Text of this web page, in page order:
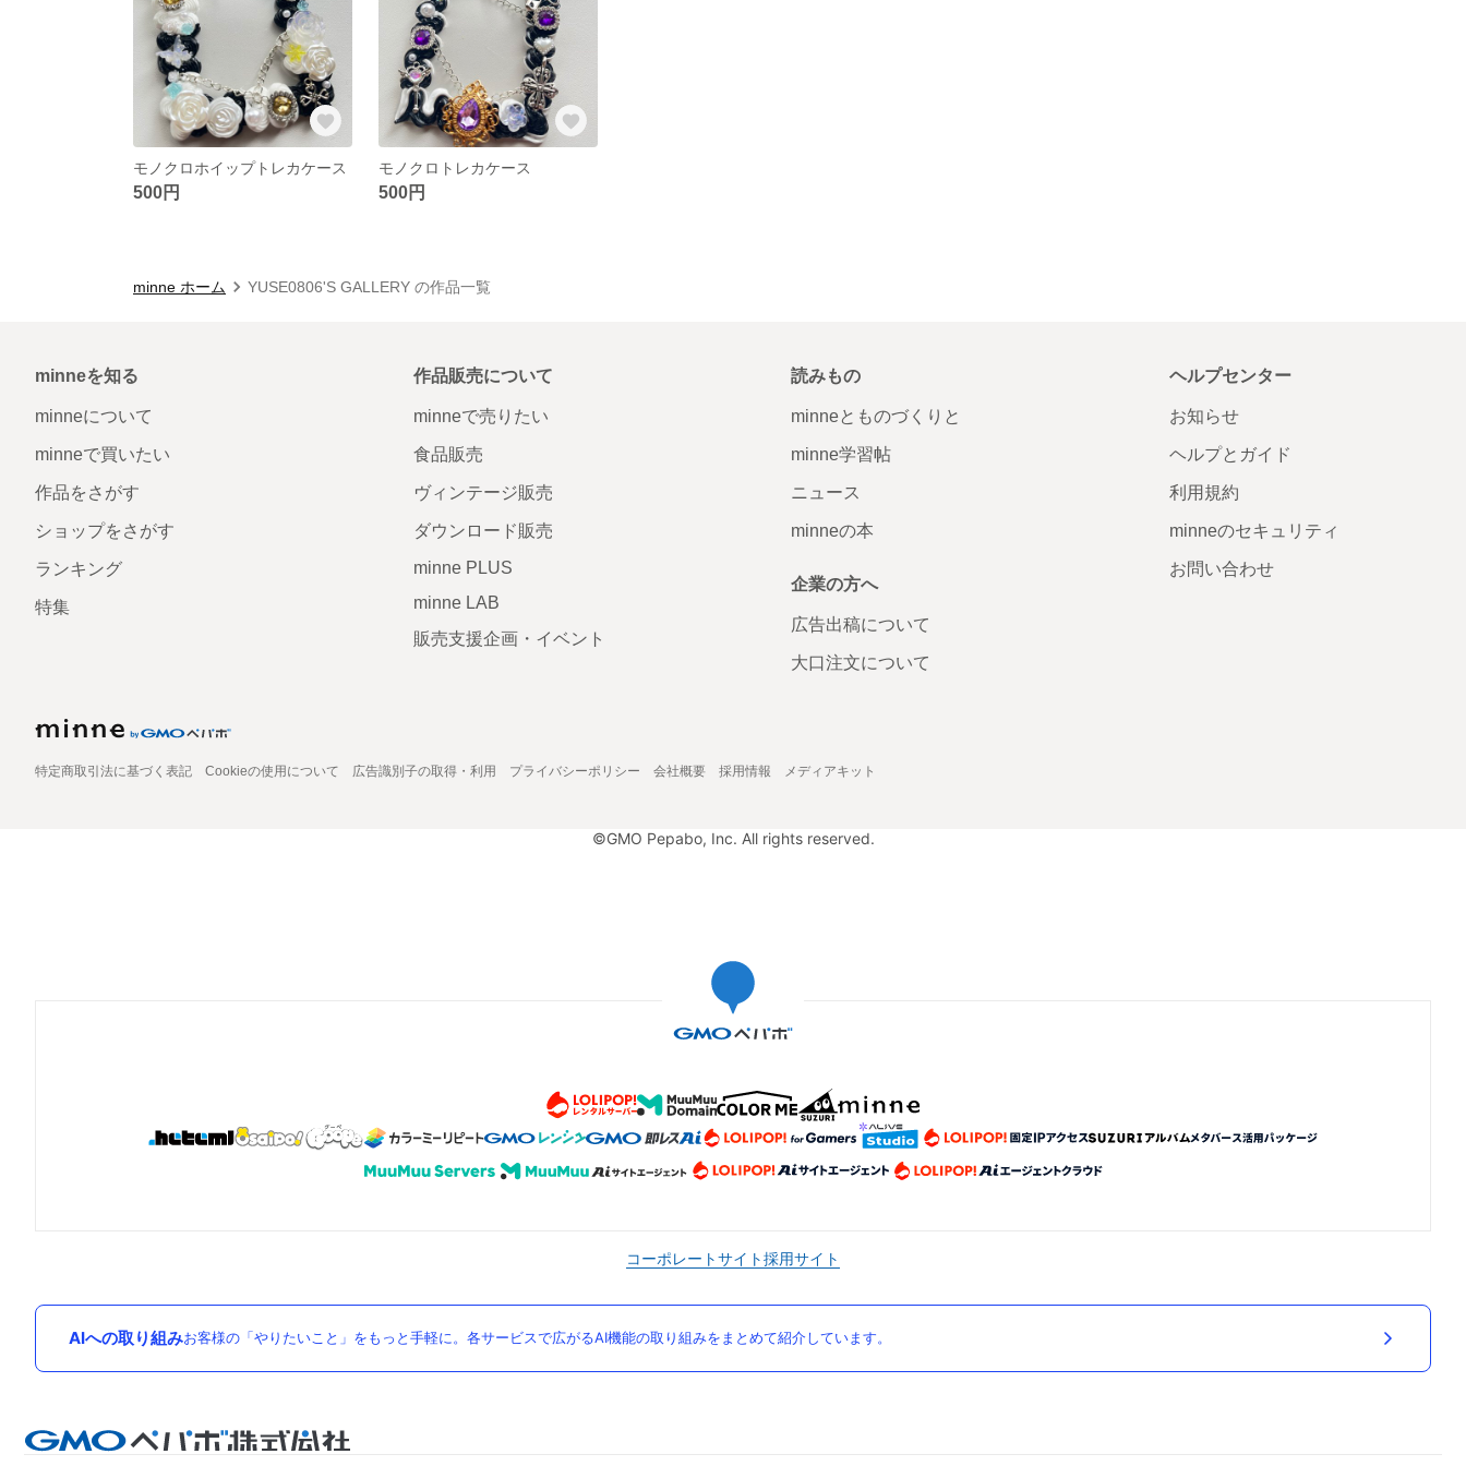
モノクロホイップトレカケース
500円
モノクロトレカケース
500円
minne ホーム YUSE0806'S GALLERY の作品一覧
minneを知る
minneについて
minneで買いたい
作品をさがす
ショップをさがす
ランキング
特集
作品販売について
minneで売りたい
食品販売
ヴィンテージ販売
ダウンロード販売
minne PLUS
minne LAB
販売支援企画・イベント
読みもの
minneとものづくりと
minne学習帖
ニュース
minneの本
企業の方へ
広告出稿について
大口注文について
ヘルプセンター
お知らせ
ヘルプとガイド
利用規約
minneのセキュリティ
お問い合わせ
特定商取引法に基づく表記 Cookieの使用について 広告識別子の取得・利用 プライバシーポリシー 会社概要 採用情報 メディアキット
©GMO Pepabo, Inc. All rights reserved.
コーポレートサイト採用サイト
AIへの取り組みお客様の「やりたいこと」をもっと手軽に。各サービスで広がるAI機能の取り組みをまとめて紹介しています。